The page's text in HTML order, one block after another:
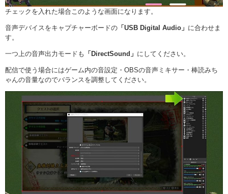
チェックを入れた場合このような画面になります。
音声デバイスをキャプチャーボードの 「USB Digital Audio」 に合わせま
す。
一つ上の音声出力モードも 「DirectSound」 にしてください。
配信で使う場合にはゲーム内の音設定・OBSの音声ミキサー・棒読みち
ゃんの音量なのでバランスを調整してください。